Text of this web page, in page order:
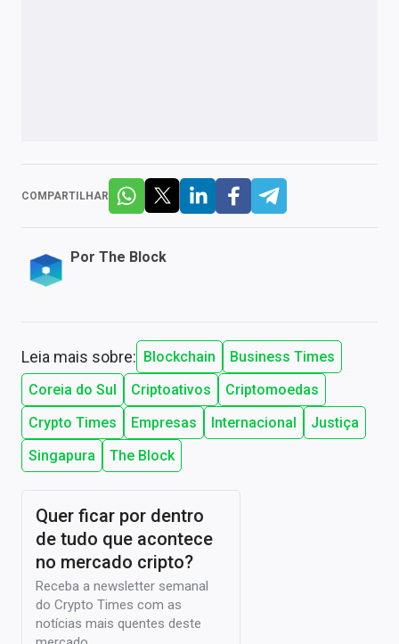
COMPARTILHAR
Por The Block
Leia mais sobre: Blockchain
Business Times
Coreia do Sul
Criptoativos
Criptomoedas
Crypto Times
Empresas Internacional
Justiça
Singapura
The Block
Quer ficar por dentro
de tudo que acontece
no mercado cripto?
Receba a newsletter semanal
do Crypto Times com as
notícias mais quentes deste